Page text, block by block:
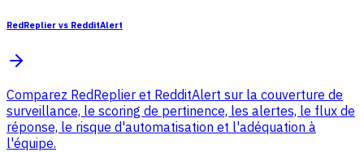
RedReplier vs RedditAlert
Comparez RedReplier et RedditAlert sur la couverture de
surveillance, le scoring de pertinence, les alertes, le flux de
réponse, le risque d'automatisation et l'adéquation à
l'équipe.